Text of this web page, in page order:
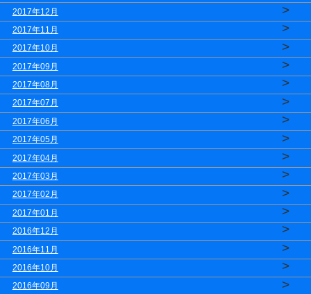
2017年12月 >
2017年11月 >
2017年10月 >
2017年09月 >
2017年08月 >
2017年07月 >
2017年06月 >
2017年05月 >
2017年04月 >
2017年03月 >
2017年02月 >
2017年01月 >
2016年12月 >
2016年11月 >
2016年10月 >
2016年09月 >